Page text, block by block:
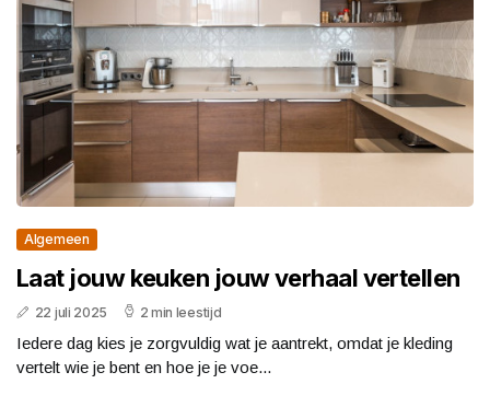
Algemeen
Laat jouw keuken jouw verhaal vertellen
22 juli 2025 2 min leestijd
Iedere dag kies je zorgvuldig wat je aantrekt, omdat je kleding
vertelt wie je bent en hoe je je voe...